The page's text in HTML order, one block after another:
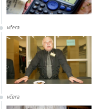
včera
včera